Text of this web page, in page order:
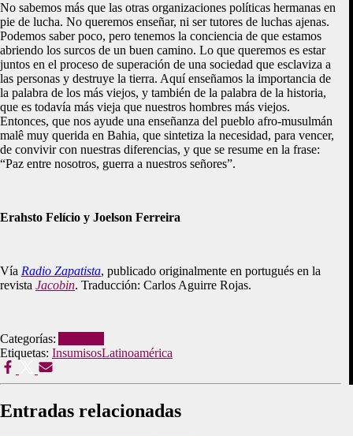
No sabemos más que las otras organizaciones políticas hermanas en
pie de lucha. No queremos enseñar, ni ser tutores de luchas ajenas.
Podemos saber poco, pero tenemos la conciencia de que estamos
abriendo los surcos de un buen camino. Lo que queremos es estar
juntos en el proceso de superación de una sociedad que esclaviza a
las personas y destruye la tierra. Aquí enseñamos la importancia de
la palabra de los más viejos, y también de la palabra de la historia,
que es todavía más vieja que nuestros hombres más viejos.
Entonces, que nos ayude una enseñanza del pueblo afro-musulmán
malê muy querida en Bahia, que sintetiza la necesidad, para vencer,
de convivir con nuestras diferencias, y que se resume en la frase:
“Paz entre nosotros, guerra a nuestros señores”.
Erahsto Felício y Joelson Ferreira
Vía Radio Zapatista, publicado originalmente en portugués en la
revista Jacobin. Traducción: Carlos Aguirre Rojas.
Categorías:
Etiquetas: InsumisosLatinoamérica
Entradas relacionadas